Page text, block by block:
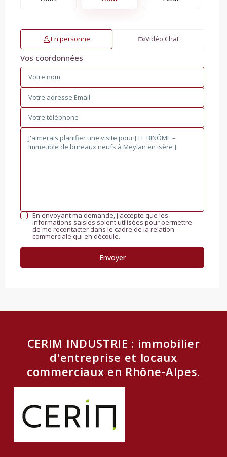
En personne Vidéo Chat
Vos coordonnées
En envoyant ma demande, j'accepte que les
informations saisies soient utilisées pour permettre
de me recontacter dans le cadre de la relation
commerciale qui en découle.
CERIM INDUSTRIE : immobilier
d'entreprise et locaux
commerciaux en Rhône-Alpes.